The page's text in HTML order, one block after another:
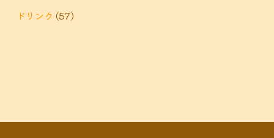
ドリンク (57)